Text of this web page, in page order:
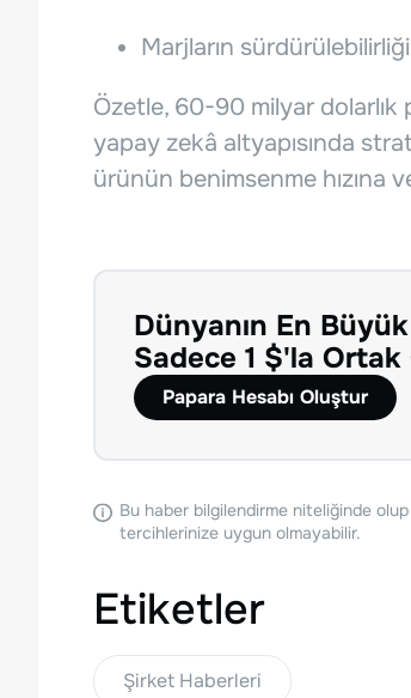
Marjların sürdürülebilirliği
Özetle, 60-90 milyar dolarlık
yapay zekâ altyapısında
ürünün benimsenme hızına
Dünyanın En
Sadece 1 $'la Ortak
Papara Hesabı Oluştur
Bu haber bilgilendirme niteliğinde olup
tercihlerinize uygun olmayabilir.
Etiketler
Şirket Haberleri